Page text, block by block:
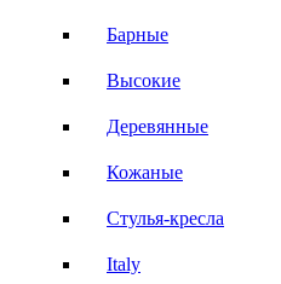
Барные
Высокие
Деревянные
Кожаные
Стулья-кресла
Italy